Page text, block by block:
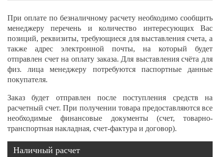
При оплате по безналичному расчету необходимо сообщить
менеджеру перечень и количество интересующих Вас
позиций, реквизиты, требующиеся для выставления счета, а
также адрес электронной почты, на который будет
отправлен счет на оплату заказа. Для выставления счёта для
физ. лица менеджеру потребуются паспортные данные
покупателя.
Заказ будет отправлен после поступления средств на
расчетный счет. При получении товара предоставляются все
необходимые финансовые документы (счет, товарно-
транспортная накладная, счет-фактура и договор).
Наличный расчет